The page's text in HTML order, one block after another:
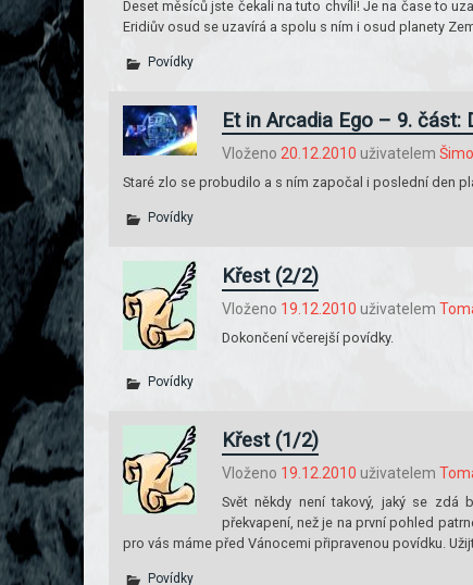
Deset měsíců jste čekali na tuto chvíli! Je na čase to
Eridiův osud se uzavírá a spolu s ním i osud planety
Povídky
Et in Arcadia Ego – 9. část:
Vloženo 20.12.2010 uživatelem
Staré zlo se probudilo a s ním započal i poslední den
Povídky
Křest (2/2)
Vloženo 19.12.2010 uživatelem
Dokončení včerejší povídky.
Povídky
Křest (1/2)
Vloženo 19.12.2010 uživatelem
Svět někdy není takový, jaký se zdá
překvapení, než je na první pohled
pro vás máme před Vánocemi připravenou povídku.
Povídky